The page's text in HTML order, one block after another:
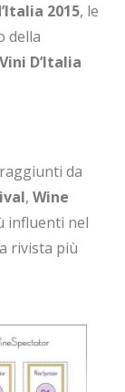
2015, le
della
D’Italia
da
, Wine
influenti nel
rivista più